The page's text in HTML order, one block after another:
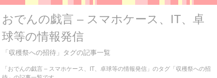
おでんの戯言 – スマホケース、IT、卓
球等の情報発信
「収穫祭への招待」タグの記事一覧
「おでんの戯言 – スマホケース、IT、卓球等の情報発信」のタグ「収穫祭への招